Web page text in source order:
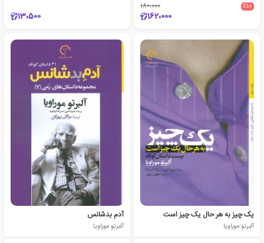
٪10 180،000
162،000 13،500
یک چیز به هر حال یک چیز است
آلبرتو موراویا
آدم بدشانس
آلبرتو موراویا